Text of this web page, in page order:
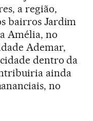
a região,
bairros Jardim
Amélia, no
Ademar,
dentro da
ainda
no